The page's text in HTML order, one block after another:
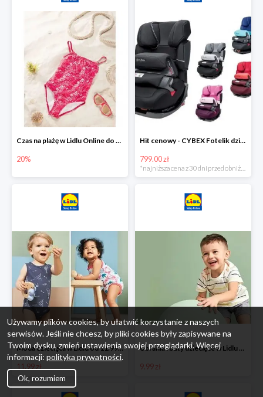
Czas na plażę w Lidlu Online do -20%
20%
Hit cenowy - CYBEX Fotelik dziecięcy samochodowy Pallasfix grupa I-III, 9-36 kg
799.00 zł
Moda dziecięca w Lidlu od 11.99 zł
11.99 zł
Ubrania i buty dziecięce w Lidlu Online od 9,99 zł
9.99 zł
Używamy plików cookies, by ułatwić korzystanie z naszych
serwisów. Jeśli nie chcesz, by pliki cookies były zapisywane na
Twoim dysku, zmień ustawienia swojej przeglądarki. Więcej
informacji: polityka prywatności.
Ok, rozumiem